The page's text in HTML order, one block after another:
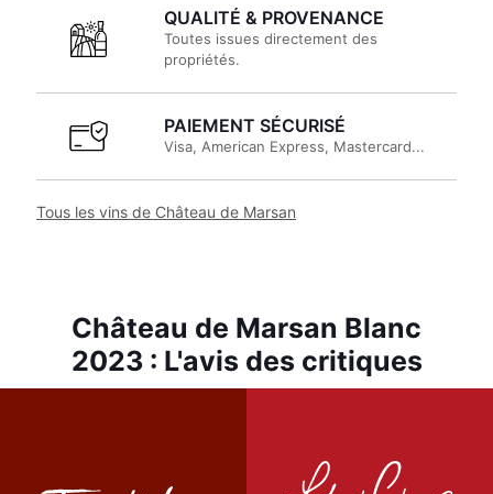
QUALITÉ & PROVENANCE
Toutes issues directement des
propriétés.
PAIEMENT SÉCURISÉ
Visa, American Express, Mastercard...
Tous les vins de Château de Marsan
Château de Marsan Blanc
2023 : L'avis des critiques